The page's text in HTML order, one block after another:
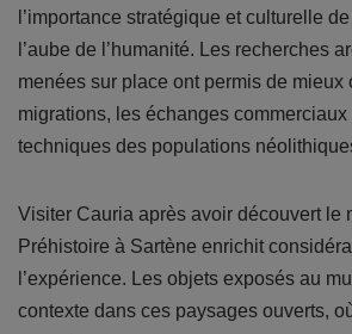
l’importance stratégique et culturelle
l’aube de l’humanité. Les recherches
menées sur place ont permis de mieux
migrations, les échanges
techniques des populations
Visiter Cauria après avoir découvert le
Préhistoire à Sartène enrichit
l’expérience. Les objets exposés au
contexte dans ces paysages ouverts,